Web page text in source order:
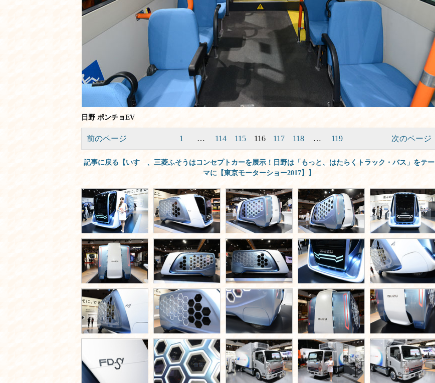
日野 ポンチョEV
前のページ 1 … 114 115 116 117 118 … 119 次のページ
記事に戻る【いすゞ、三菱ふそうはコンセプトカーを展示！日野は「もっと、はたらくトラック・バス」をテー
マに【東京モーターショー2017】】